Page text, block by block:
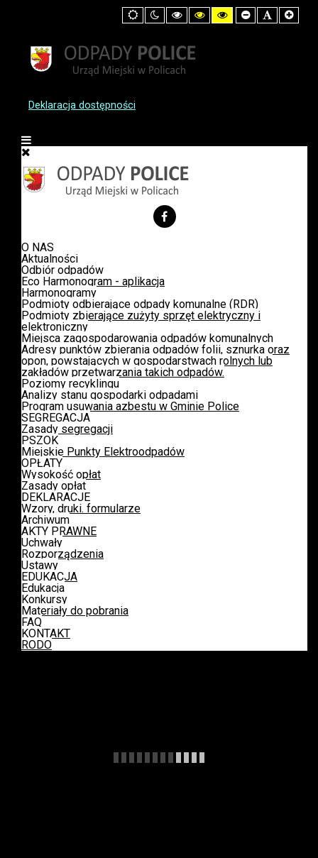
Default
mode
Night
mode
High
Contrast
White
mode
High
Contrast
High
Contrast
Set
Smaller
Set
Default
Set
Deklaracja dostępności
O NAS
Aktualności
Odbiór odpadów
Eco Harmonogram - aplikacja
Harmonogramy
Podmioty odbierające odpady komunalne (RDR)
Podmioty zbierające zużyty sprzęt elektryczny i
elektroniczny
Miejsca zagospodarowania odpadów komunalnych
Adresy punktów zbierania odpadów folii, sznurka oraz
opon, powstających w gospodarstwach rolnych lub
zakładów przetwarzania takich odpadów.
Poziomy recyklingu
Analizy stanu gospodarki odpadami
Program usuwania azbestu w Gminie Police
SEGREGACJA
Zasady segregacji
PSZOK
Miejskie Punkty Elektroodpadów
OPŁATY
Wysokość opłat
Zasady opłat
DEKLARACJE
Wzory, druki. formularze
Archiwum
AKTY PRAWNE
Uchwały
Rozporządzenia
Ustawy
EDUKACJA
Edukacja
Konkursy
Materiały do pobrania
FAQ
KONTAKT
RODO